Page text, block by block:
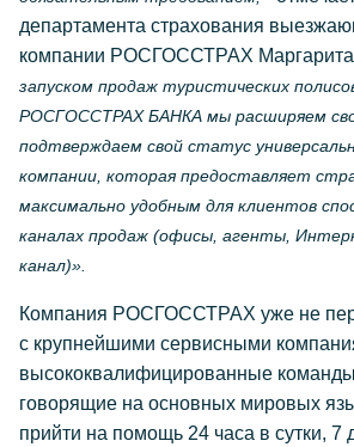
департамента страхования
компании РОСГОССТРАХ
запуском продаж туристических
РОСГОССТРАХ БАНКА мы расширяем
подтверждаем свой статус
компании, которая предоставляет
максимально удобным для клиентов
каналах продаж (офисы, агенты,
канал)».
Компания РОСГОССТРАХ уже не
с крупнейшими сервисными
высококвалифицированные
говорящие на основных мировых
прийти на помощь 24 часа в сутки, 7